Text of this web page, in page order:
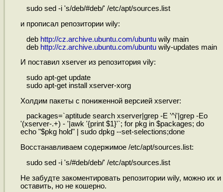
sudo sed -i 's/deb/#deb/' /etc/apt/sources.list
и прописал репозитории wily:
deb http://cz.archive.ubuntu.com/ubuntuwily main
deb http://cz.archive.ubuntu.com/ubuntuwily-updates main
И поставил xserver из репозитория vily:
sudo apt-get update
sudo apt-get install xserver-xorg
Холдим пакеты с пониженной версией xserver:
packages=`aptitude search xserver|grep -E '^i'|grep -Eo
'(xserver-.+) - '|awk '{print $1}'`; for pkg in $packages; do
echo "$pkg hold" | sudo dpkg --set-selections;done
Восстанавливаем содержимое /etc/apt/sources.list:
sudo sed -i 's/#deb/deb/' /etc/apt/sources.list
Не забудте закоментировать репозитории wily, можно их и
оставить, но не кошерно.